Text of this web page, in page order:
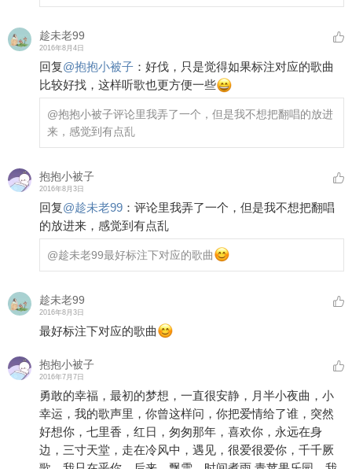
趁未老99
2016年8月4日
回复@抱抱小被子 ： 好伐，只是觉得如果标注对应的歌曲
比较好找，这样听歌也更方便一些
@抱抱小被子评论里我弄了一个，但是我不想把翻唱的放进
来，感觉到有点乱
抱抱小被子
2016年8月3日
回复@趁未老99 ： 评论里我弄了一个，但是我不想把翻唱
的放进来，感觉到有点乱
@趁未老99最好标注下对应的歌曲
趁未老99
2016年8月3日
最好标注下对应的歌曲
抱抱小被子
2016年7月7日
勇敢的幸福，最初的梦想，一直很安静，月半小夜曲，小
幸运，我的歌声里，你曾这样问，你把爱情给了谁，突然
好想你，七里香，红日，匆匆那年，喜欢你，永远在身
边，三寸天堂，走在冷风中，遇见，很爱很爱你，千千厥